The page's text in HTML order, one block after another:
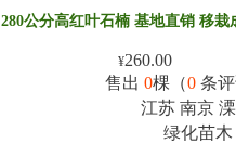
280公分高红叶石楠 基地直销 移栽
¥260.00
售出 0棵（0 条评
江苏 南京
绿化苗